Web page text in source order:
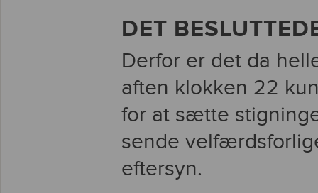
DET
Derfor er det da
aften klokken 22
for at sætte
sende
eftersyn.